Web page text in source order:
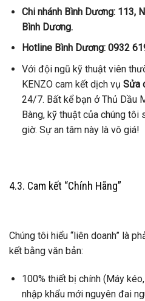
Chi nhánh Bình Dương: 113,
Bình Dương.
Hotline Bình Dương: 0932
Với đội ngũ kỹ thuật viên
KENZO cam kết dịch vụ Sửa
24/7. Bất kể bạn ở Thủ Dầu
Bàng, kỹ thuật của chúng
giờ. Sự an tâm này là vô giá!
4.3. Cam kết “Chính Hãng”
Chúng tôi hiểu “liên doanh” là
kết bằng văn bản:
100% thiết bị chính (Máy
nhập khẩu mới nguyên đai